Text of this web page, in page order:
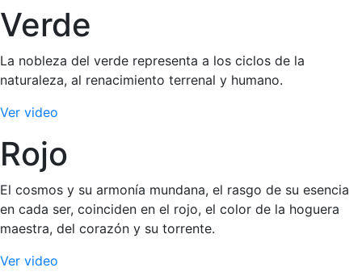
Verde
La nobleza del verde representa a los ciclos de la
naturaleza, al renacimiento terrenal y humano.
Ver video
Rojo
El cosmos y su armonía mundana, el rasgo de su esencia
en cada ser, coinciden en el rojo, el color de la hoguera
maestra, del corazón y su torrente.
Ver video